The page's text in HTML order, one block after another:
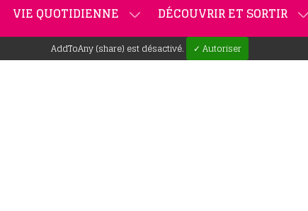
VIE QUOTIDIENNE DÉCOUVRIR ET SORTIR
AddToAny (share) est désactivé. ✓ Autoriser